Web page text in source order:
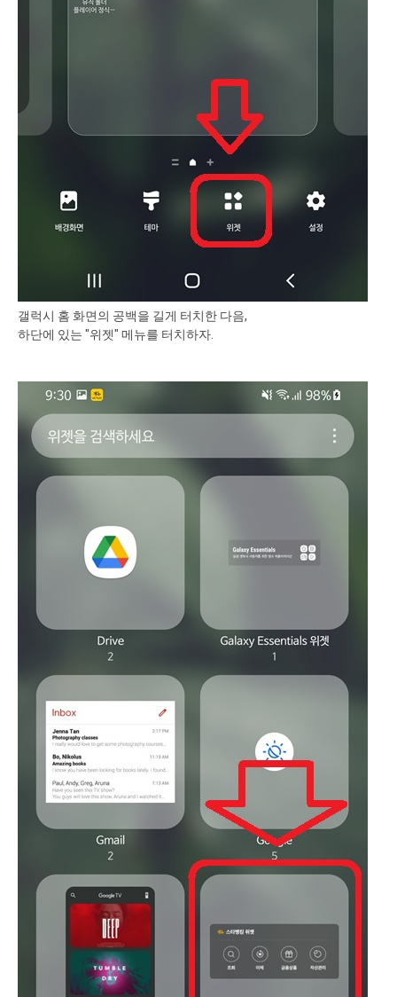
갤럭시 홈 화면의 공백을 길게 터치한 다음,
하단에 있는 "위젯" 메뉴를 터치하자.